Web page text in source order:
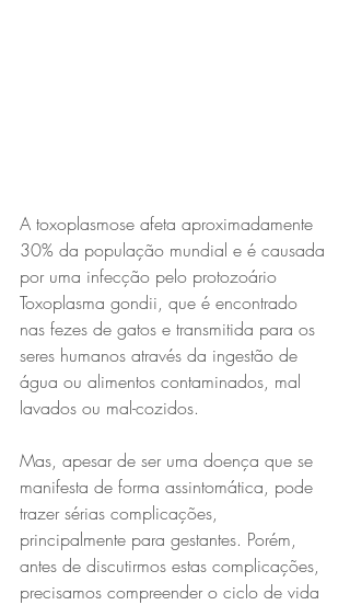
A toxoplasmose afeta aproximadamente
30% da população mundial e é causada
por uma infecção pelo protozoário
Toxoplasma gondii, que é encontrado
nas fezes de gatos e transmitida para os
seres humanos através da ingestão de
água ou alimentos contaminados, mal
lavados ou mal-cozidos.
Mas, apesar de ser uma doença que se
manifesta de forma assintomática, pode
trazer sérias complicações,
principalmente para gestantes. Porém,
antes de discutirmos estas complicações,
precisamos compreender o ciclo de vida